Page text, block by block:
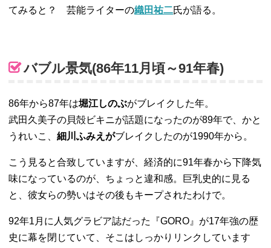
てみると？ 芸能ライターの織田祐二氏が語る。
バブル景気(86年11月頃～91年春)
86年から87年は堀江しのぶがブレイクした年。
武田久美子の貝殻ビキニが話題になったのが89年で、かと
うれいこ、細川ふみえがブレイクしたのが1990年から。
こう見ると合致していますが、経済的に91年春から下降気
味になっているのが、ちょっと違和感。
巨乳史的に見る
と、彼女らの勢いはその後もキープされたわけで。
92年1月に人気グラビア誌だった『GORO』が17年強の歴
史に幕を閉じていて、そこはしっかりリンクしています